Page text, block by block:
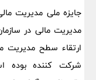
مدیریت مالی در
ارتقاء سطح مدیریت
شرکت کننده